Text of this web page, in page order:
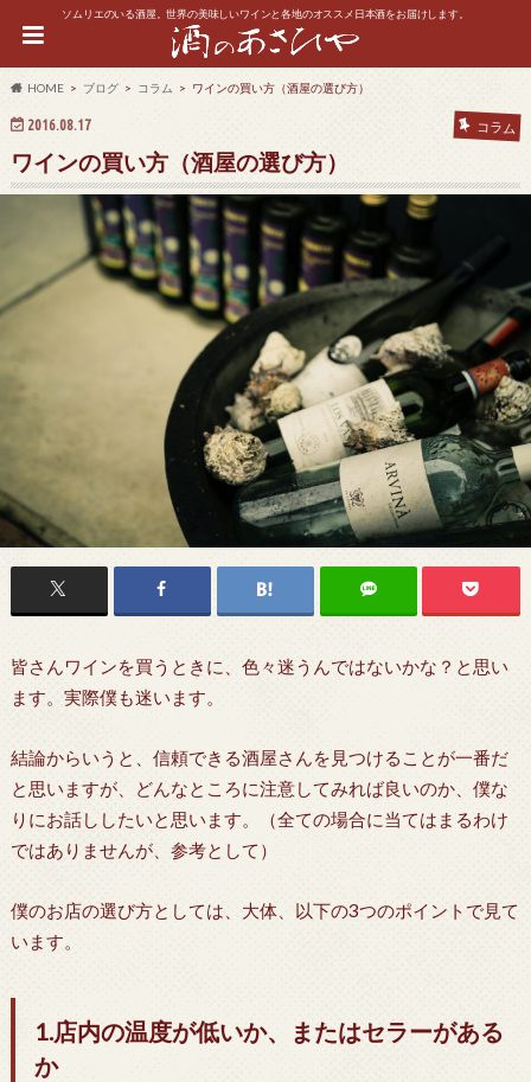
ソムリエのいる酒屋。世界の美味しいワインと各地のオススメ日本酒をお届けします。
HOME ブログ コラム ワインの買い方（酒屋の選び方）
2016.08.17 コラム
ワインの買い方（酒屋の選び方）
皆さんワインを買うときに、色々迷うんではないかな？と思い
ます。実際僕も迷います。
結論からいうと、信頼できる酒屋さんを見つけることが一番だ
と思いますが、どんなところに注意してみれば良いのか、僕な
りにお話ししたいと思います。（全ての場合に当てはまるわけ
ではありませんが、参考として）
僕のお店の選び方としては、大体、以下の3つのポイントで見て
います。
1.店内の温度が低いか、またはセラーがある
か